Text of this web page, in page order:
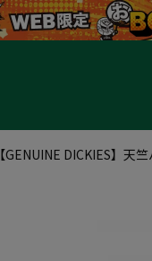
【GENUINE DICKIES】天